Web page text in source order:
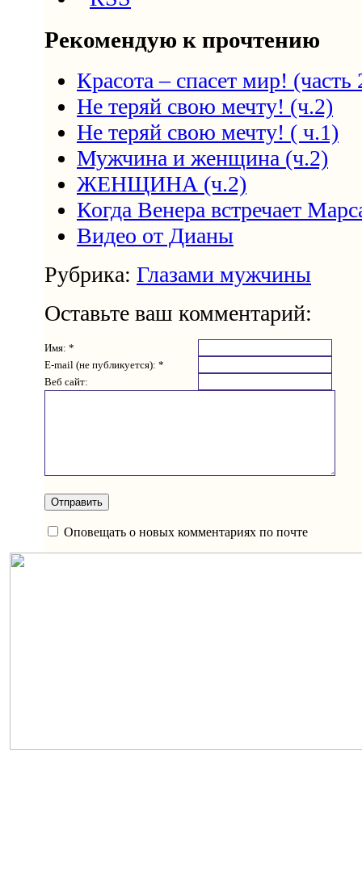
Рекомендую к прочтению
Красота – спасет мир! (часть
Не теряй свою мечту! (ч.2)
Не теряй свою мечту! ( ч.1)
Мужчина и женщина (ч.2)
ЖЕНЩИНА (ч.2)
Когда Венера встречает
Видео от Дианы
Рубрика: Глазами мужчины
Оставьте ваш комментарий:
Имя: *
E-mail (не публикуется): *
Веб сайт:
Оповещать о новых комментариях по почте